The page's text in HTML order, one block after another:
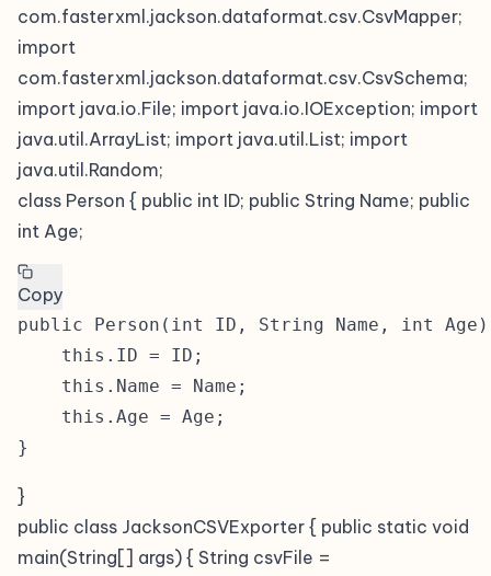
com.fasterxml.jackson.dataformat.csv.CsvMapper;
import
com.fasterxml.jackson.dataformat.csv.CsvSchema;
import java.io.File; import java.io.IOException; import
java.util.ArrayList; import java.util.List; import
java.util.Random;
class Person { public int ID; public String Name; public
int Age;
Copy
public Person(int ID, String Name, int
    this.ID = ID;
    this.Name = Name;
    this.Age = Age;
}
public class JacksonCSVExporter { public static void
main(String[] args) { String csvFile =